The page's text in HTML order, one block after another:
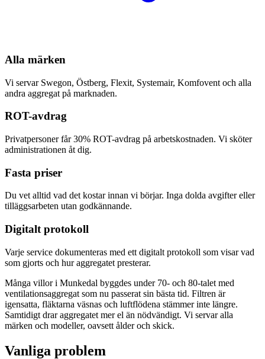
Alla märken
Vi servar Swegon, Östberg, Flexit, Systemair, Komfovent och alla
andra aggregat på marknaden.
ROT-avdrag
Privatpersoner får 30% ROT-avdrag på arbetskostnaden. Vi sköter
administrationen åt dig.
Fasta priser
Du vet alltid vad det kostar innan vi börjar. Inga dolda avgifter eller
tilläggsarbeten utan godkännande.
Digitalt protokoll
Varje service dokumenteras med ett digitalt protokoll som visar vad
som gjorts och hur aggregatet presterar.
Många villor i Munkedal byggdes under 70- och 80-talet med
ventilationsaggregat som nu passerat sin bästa tid. Filtren är
igensatta, fläktarna väsnas och luftflödena stämmer inte längre.
Samtidigt drar aggregatet mer el än nödvändigt. Vi servar alla
märken och modeller, oavsett ålder och skick.
Vanliga problem